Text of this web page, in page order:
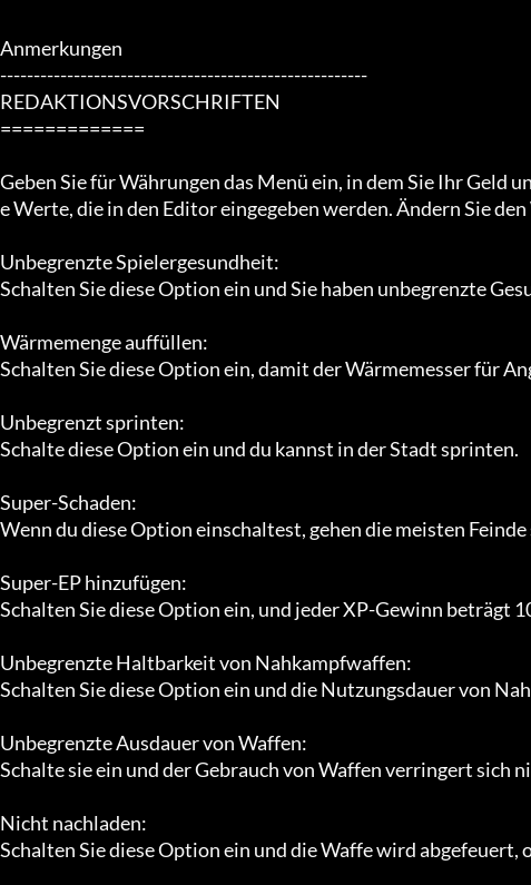
Anmerkungen
-------------------------------------------------------
REDAKTIONSVORSCHRIFTEN
=============
Geben Sie für Währungen das Menü ein, in dem Sie Ihr Geld
e Werte, die in den Editor eingegeben werden. Ändern Sie
Unbegrenzte Spielergesundheit:
Schalten Sie diese Option ein und Sie haben unbegrenzte
Wärmemenge auffüllen:
Schalten Sie diese Option ein, damit der Wärmemesser für
Unbegrenzt sprinten:
Schalte diese Option ein und du kannst in der Stadt sprinten.
Super-Schaden:
Wenn du diese Option einschaltest, gehen die meisten
Super-EP hinzufügen:
Schalten Sie diese Option ein, und jeder XP-Gewinn beträgt
Unbegrenzte Haltbarkeit von Nahkampfwaffen:
Schalten Sie diese Option ein und die Nutzungsdauer von
Unbegrenzte Ausdauer von Waffen:
Schalte sie ein und der Gebrauch von Waffen verringert sich
Nicht nachladen:
Schalten Sie diese Option ein und die Waffe wird